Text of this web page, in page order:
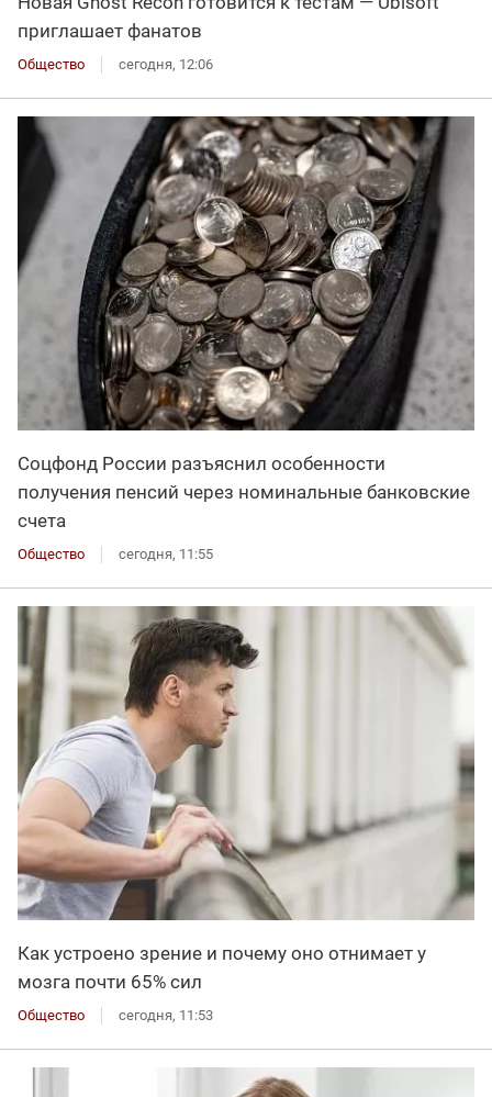
приглашает фанатов
Общество сегодня, 12:06
Соцфонд России разъяснил особенности
получения пенсий через номинальные банковские
счета
Общество сегодня, 11:55
Как устроено зрение и почему оно отнимает у
мозга почти 65% сил
Общество сегодня, 11:53